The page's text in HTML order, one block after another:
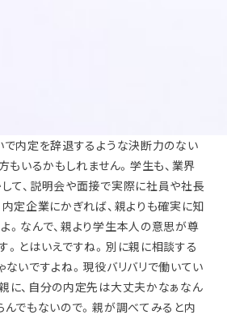
で内定を辞退するような決断力のない
もいるかもしれません。学生も、業界
て、説明会や面接で実際に社員や社長
内定企業にかぎれば、親よりも確実に知
。なんで、親より学生本人の意思が尊
。とはいえですね。別に親に相談する
ないですよね。現役バリバリで働いてい
に、自分の内定先は大丈夫かなぁなん
んでもないので。親が調べてみると内